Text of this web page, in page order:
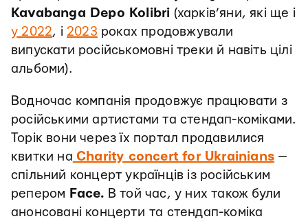
Kavabanga Depo Kolibri (харків’яни, які ще і
у 2022, і 2023 роках продовжували
випускати російськомовні треки й навіть цілі
альбоми).
Водночас компанія продовжує працювати з
російськими артистами та стендап-коміками.
Торік вони через їх портал продавилися
квитки на Charity concert for Ukrainians —
спільний концерт українців із російським
репером Face. В той час, у них також були
анонсовані концерти та стендап-коміка